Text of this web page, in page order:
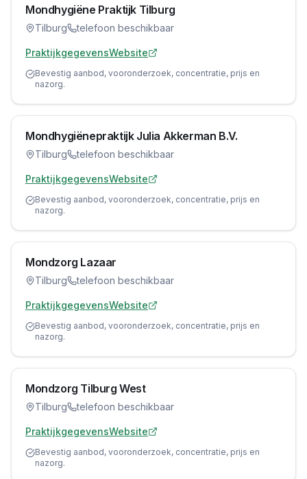
Mondhygiëne Praktijk Tilburg
Tilburg telefoon beschikbaar
PraktijkgegevensWebsite
Bevestig aanbod, vooronderzoek, concentratie, prijs en
nazorg.
Mondhygiënepraktijk Julia Akkerman B.V.
Tilburg telefoon beschikbaar
PraktijkgegevensWebsite
Bevestig aanbod, vooronderzoek, concentratie, prijs en
nazorg.
Mondzorg Lazaar
Tilburg telefoon beschikbaar
PraktijkgegevensWebsite
Bevestig aanbod, vooronderzoek, concentratie, prijs en
nazorg.
Mondzorg Tilburg West
Tilburg telefoon beschikbaar
PraktijkgegevensWebsite
Bevestig aanbod, vooronderzoek, concentratie, prijs en
nazorg.